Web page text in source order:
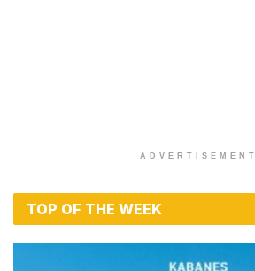
ADVERTISEMENT
TOP OF THE WEEK